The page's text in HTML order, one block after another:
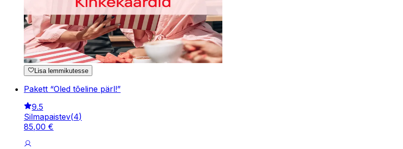
Lisa lemmikutesse
Pakett “Oled tõeline pärl!”
9.5
Silmapaistev(4)
85,00 €